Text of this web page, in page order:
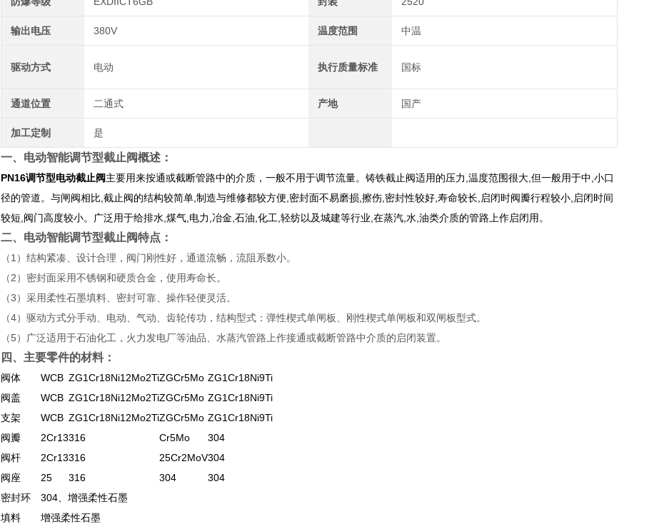
输出电压 380V 温度范围 中温
驱动方式 电动 执行质量标准 国标
通道位置 二通式 产地 国产
加工定制 是
一、 电动智能调节型截止阀概述：
PN16调节型电动截止阀主要用来按通或截断管路中的介质，一般不用于调节流量。铸铁截止阀适用的压力,温度范围很大,但一般用于中,小口
径的管道。与闸阀相比,截止阀的结构较简单,制造与维修都较方便,密封面不易磨损,擦伤,密封性较好,寿命较长,启闭时阀瓣行程较小,启闭时间
较短,阀门高度较小。广泛用于给排水,煤气,电力,冶金,石油,化工,轻纺以及城建等行业,在蒸汽,水,油类介质的管路上作启闭用。
二、 电动智能调节型截止阀特点：
（1）结构紧凑、设计合理，阀门刚性好，通道流畅，流阻系数小。
（2）密封面采用不锈钢和硬质合金，使用寿命长。
（3）采用柔性石墨填料、密封可靠、操作轻便灵活。
（4）驱动方式分手动、电动、气动、齿轮传功，结构型式：弹性楔式单闸板、刚性楔式单闸板和双闸板型式。
（5）广泛适用于石油化工，火力发电厂等油品、水蒸汽管路上作接通或截断管路中介质的启闭装置。
四、主要零件的材料：
阀体 WCB ZG1Cr18Ni12Mo2TiZGCr5Mo ZG1Cr18Ni9Ti
阀盖
WCB ZG1Cr18Ni12Mo2TiZGCr5Mo ZG1Cr18Ni9Ti
支架
WCB ZG1Cr18Ni12Mo2TiZGCr5Mo ZG1Cr18Ni9Ti
阀瓣
2Cr13316 Cr5Mo
304
阀杆
2Cr13316 25Cr2MoV304
阀座
25 316 304
304
密封环
304、增强柔性石墨
填料
增强柔性石墨